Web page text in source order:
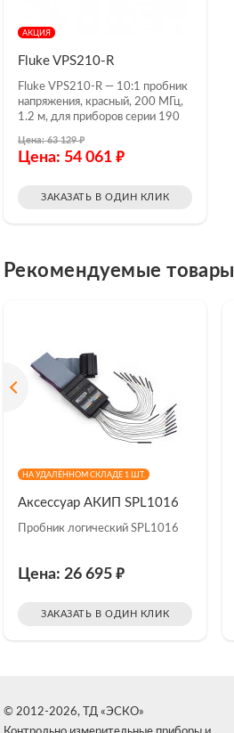
АКЦИЯ
Fluke VPS210-R
Fluke VPS210-R — 10:1 пробник
напряжения, красный, 200 МГц,
1.2 м, для приборов серии 190
Цена: 63 129₽
Цена: 54 061 ₽
ЗАКАЗАТЬ В ОДИН КЛИК
Рекомендуемые товары
НА УДАЛЁННОМ СКЛАДЕ 1 ШТ.
Аксессуар АКИП SPL1016
Пробник логический SPL1016
Цена: 26 695 ₽
ЗАКАЗАТЬ В ОДИН КЛИК
© 2012-2026, ТД «ЭСКО»